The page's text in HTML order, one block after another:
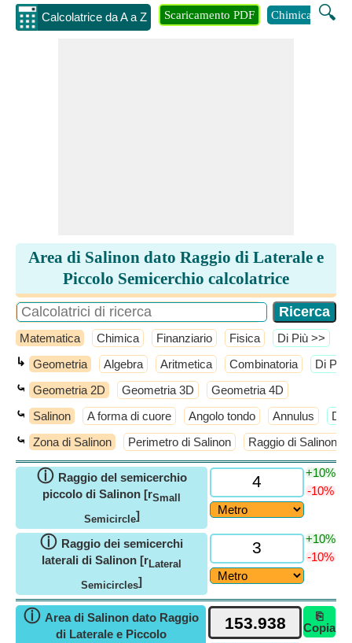
Calcolatrice da A a Z 🔍
Scaricamento PDF Chimica
Area di Salinon dato Raggio di Laterale e
Piccolo Semicerchio calcolatrice
Matematica Chimica Finanziario Fisica ​Di Più >>
↳ Geometria Algebra Aritmetica Combinatoria ​Di Più
⤿ Geometria 2D Geometria 3D Geometria 4D
⤿ Salinon A forma di cuore Angolo tondo Annulus ​Di
⤿ Zona di Salinon Perimetro di Salinon Raggio di Salinon
ⓘ Raggio del semicerchio
piccolo di Salinon [rSmall
Semicircle]
+10%
-10%
ⓘ Raggio dei semicerchi
laterali di Salinon [rLateral
Semicircles]
+10%
-10%
ⓘ Area di Salinon dato Raggio
di Laterale e Piccolo
⎘
Copia